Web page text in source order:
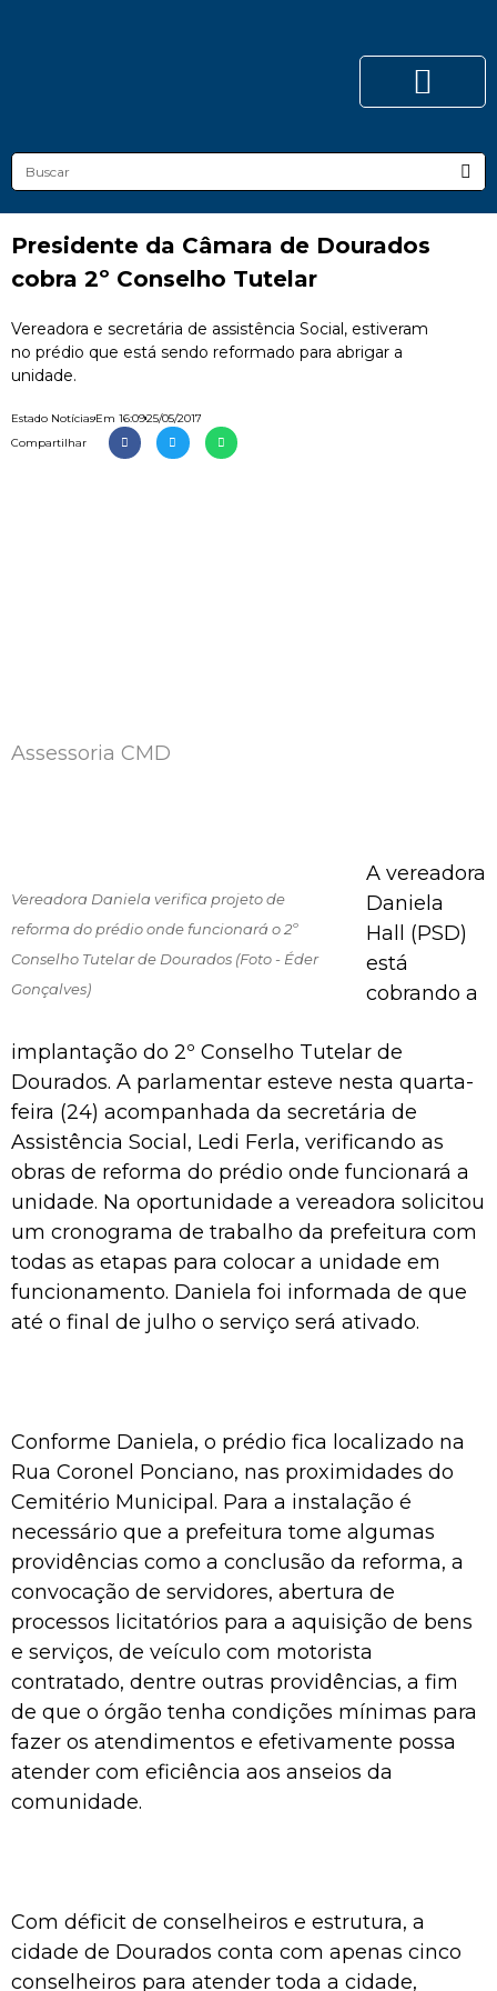
Presidente da Câmara de Dourados
cobra 2º Conselho Tutelar
Vereadora e secretária de assistência Social, estiveram
no prédio que está sendo reformado para abrigar a
unidade.
Estado NotíciasEm 16:0925/05/2017
Compartilhar
Assessoria CMD
Vereadora Daniela verifica projeto de
reforma do prédio onde funcionará o 2º
Conselho Tutelar de Dourados (Foto - Éder
Gonçalves)
A vereadora
Daniela
Hall (PSD)
está
cobrando a
implantação do 2º Conselho Tutelar de
Dourados. A parlamentar esteve nesta quarta-
feira (24) acompanhada da secretária de
Assistência Social, Ledi Ferla, verificando as
obras de reforma do prédio onde funcionará a
unidade. Na oportunidade a vereadora solicitou
um cronograma de trabalho da prefeitura com
todas as etapas para colocar a unidade em
funcionamento. Daniela foi informada de que
até o final de julho o serviço será ativado.
Conforme Daniela, o prédio fica localizado na
Rua Coronel Ponciano, nas proximidades do
Cemitério Municipal. Para a instalação é
necessário que a prefeitura tome algumas
providências como a conclusão da reforma, a
convocação de servidores, abertura de
processos licitatórios para a aquisição de bens
e serviços, de veículo com motorista
contratado, dentre outras providências, a fim
de que o órgão tenha condições mínimas para
fazer os atendimentos e efetivamente possa
atender com eficiência aos anseios da
comunidade.
Com déficit de conselheiros e estrutura, a
cidade de Dourados conta com apenas cinco
conselheiros para atender toda a cidade,